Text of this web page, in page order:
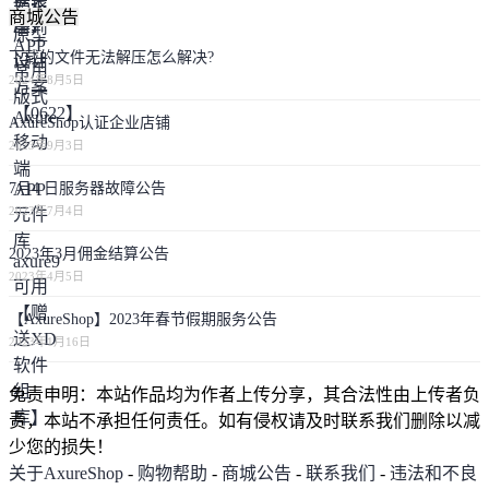
商城公告
下载的文件无法解压怎么解决?
2024年8月5日
AxureShop认证企业店铺
2023年9月3日
7月4 日服务器故障公告
2023年7月4日
2023年3月佣金结算公告
2023年4月5日
【AxureShop】2023年春节假期服务公告
2023年1月16日
免责申明：本站作品均为作者上传分享，其合法性由上传者负
责，本站不承担任何责任。如有侵权请及时联系我们删除以减
少您的损失！
关于AxureShop - 购物帮助 - 商城公告 - 联系我们 - 违法和不良